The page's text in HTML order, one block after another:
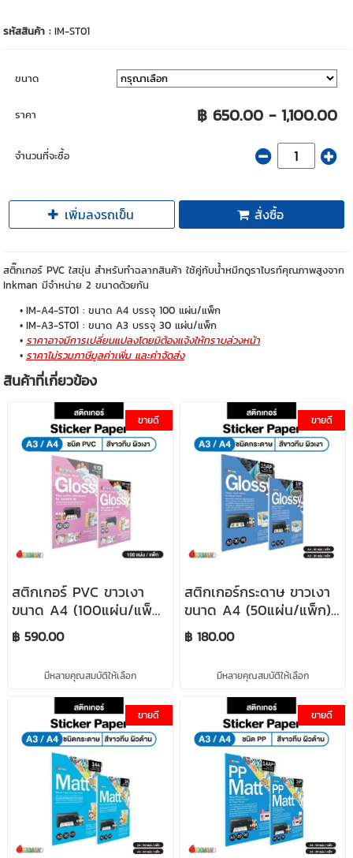
รหัสสินค้า :IM-ST01
ขนาด
ราคา ฿ 650.00 - 1,100.00
จำนวนที่จะซื้อ
เพิ่มลงรถเข็น สั่งซื้อ
สติ๊กเกอร์ PVC ใสขุ่น สำหรับทำฉลากสินค้า ใช้คู่กับน้ำหมึกดูราไบรท์คุณภาพสูงจาก
Inkman มีจำหน่าย 2 ขนาดด้วยกัน
IM-A4-ST01 : ขนาด A4 บรรจุ 100 แผ่น/แพ็ก
IM-A3-ST01 : ขนาด A3 บรรจุ 30 แผ่น/แพ็ก
ราคาอาจมีการเปลี่ยนแปลงโดยมิต้องแจ้งให้ทราบล่วงหน้า
ราคาไม่รวมภาษีมูลค่าเพิ่ม และค่าจัดส่ง
สินค้าที่เกี่ยวข้อง
ขายดี
สติกเกอร์ PVC ขาวเงา
ขนาด A4 (100แผ่น/แพ็ก)
/ A3 (30แผ่น/แพ็ก) PVC
Glossy Sticker ใช้คู่กับน้ำ
฿ 590.00
มีหลายคุณสมบัติให้เลือก
ขายดี
สติกเกอร์กระดาษ ขาวเงา
ขนาด A4 (50แผ่น/แพ็ก)
/ A3 (20แผ่น/แพ็ก)
Glossy Sticker ใช้คู่กับน้ำ
฿ 180.00
มีหลายคุณสมบัติให้เลือก
ขายดี ขายดี